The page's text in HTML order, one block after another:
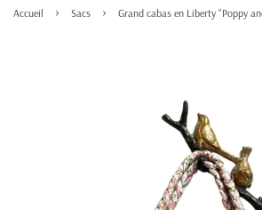
Accueil › Sacs › Grand cabas en Liberty "Poppy